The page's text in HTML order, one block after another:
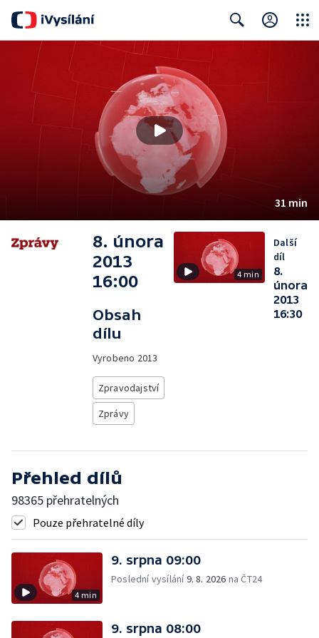
31 min
8. února
2013
16:00
Obsah
dílu
Vyrobeno 2013
Zpravodajství
Zprávy
4 min
Další
díl
8.
února
2013
16:30
Přehled dílů
98365 přehratelných
Pouze přehratelné díly
4 min
9. srpna 09:00
Poslední vysílání9. 8. 2026 na ČT24
9. srpna 08:00